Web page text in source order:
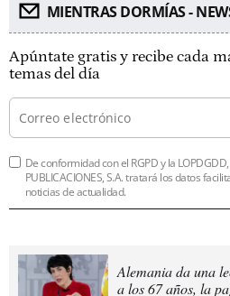
MIENTRAS DORMÍAS -
Apúntate gratis y recibe cada
temas del día
De conformidad con el RGPD y la LOPDGDD,
PUBLICACIONES, S.A. tratará los datos
noticias de actualidad.
Alemania da una
a los 67 años, la